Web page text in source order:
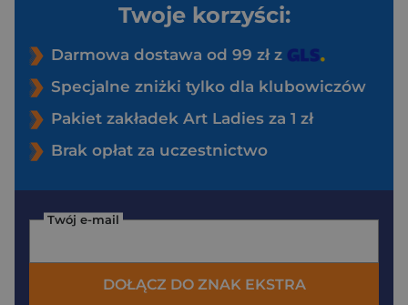
Twoje korzyści:
Darmowa dostawa od 99 zł z
Specjalne zniżki tylko dla klubowiczów
Pakiet zakładek Art Ladies za 1 zł
Brak opłat za uczestnictwo
Twój e-mail
DOŁĄCZ DO ZNAK EKSTRA